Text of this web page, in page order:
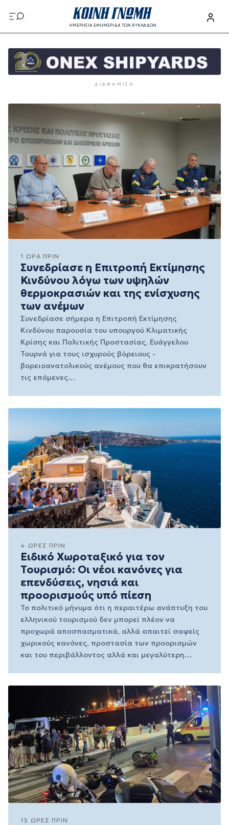
Παράκαμψη προς το κυρίως περιεχόμενο
ΗΜΕΡΗΣΙΑ ΕΦΗΜΕΡΙΔΑ ΤΩΝ ΚΥΚΛΑΔΩΝ
ΔΙΑΦΉΜΙΣΗ
1 ΏΡΑ ΠΡΙΝ
Συνεδρίασε η Επιτροπή Εκτίμησης
Κινδύνου λόγω των υψηλών
θερμοκρασιών και της ενίσχυσης
των ανέμων
Συνεδρίασε σήμερα η Επιτροπή Εκτίμησης
Κινδύνου παρουσία του υπουργού Κλιματικής
Κρίσης και Πολιτικής Προστασίας, Ευάγγελου
Τουρνά για τους ισχυρούς βόρειους -
βορειοανατολικούς ανέμους που θα επικρατήσουν
τις επόμενες…
4 ΏΡΕΣ ΠΡΙΝ
Ειδικό Χωροταξικό για τον
Τουρισμό: Οι νέοι κανόνες για
επενδύσεις, νησιά και
προορισμούς υπό πίεση
Το πολιτικό μήνυμα ότι η περαιτέρω ανάπτυξη του
ελληνικού τουρισμού δεν μπορεί πλέον να
προχωρά αποσπασματικά, αλλά απαιτεί σαφείς
χωρικούς κανόνες, προστασία των προορισμών
και του περιβάλλοντος αλλά και μεγαλύτερη…
13 ΏΡΕΣ ΠΡΙΝ